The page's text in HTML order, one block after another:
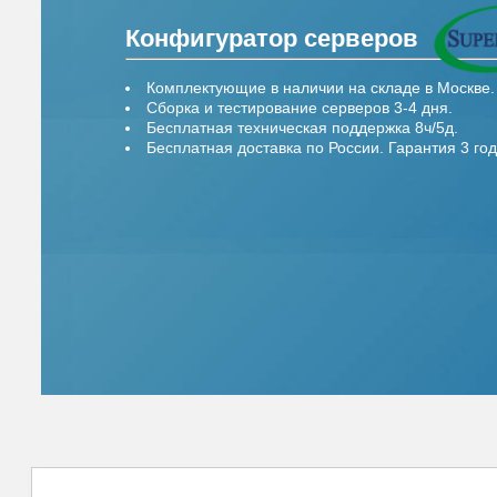
Конфигуратор серверов
Комплектующие в наличии на складе в Москве.
Сборка и тестирование серверов 3-4 дня.
Бесплатная техническая поддержка 8ч/5д.
Бесплатная доставка по России. Гарантия 3